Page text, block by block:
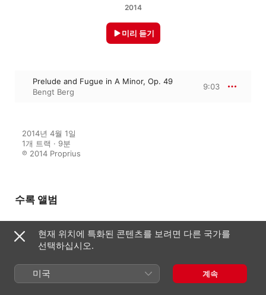
2014
미리 듣기
Prelude and Fugue in A Minor, Op. 49
Bengt Berg
9:03
2014년 4월 1일
1개 트랙 · 9분
℗ 2014 Proprius
수록 앨범
Toccata orgelstycken från skilda
Bengt Berg
현재 위치에 특화된 콘텐츠를 보려면 다른 국가를
선택하십시오.
미국 계속